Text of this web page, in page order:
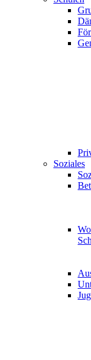
Soziales